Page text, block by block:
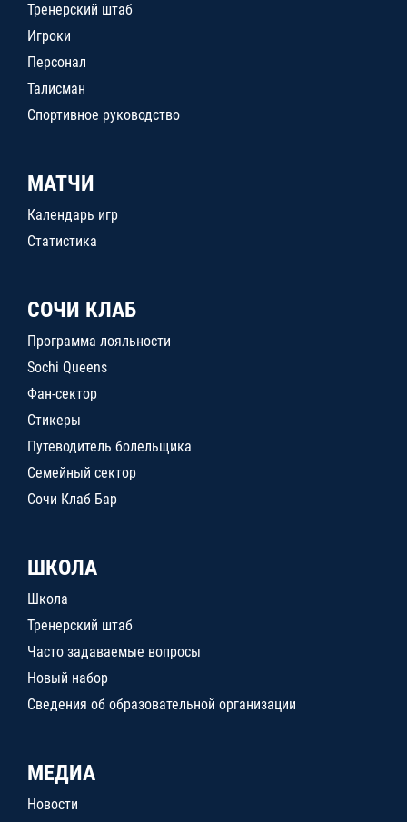
Тренерский штаб
Игроки
Персонал
Талисман
Спортивное руководство
МАТЧИ
Календарь игр
Статистика
СОЧИ КЛАБ
Программа лояльности
Sochi Queens
Фан-сектор
Стикеры
Путеводитель болельщика
Семейный сектор
Сочи Клаб Бар
ШКОЛА
Школа
Тренерский штаб
Часто задаваемые вопросы
Новый набор
Сведения об образовательной организации
МЕДИА
Новости